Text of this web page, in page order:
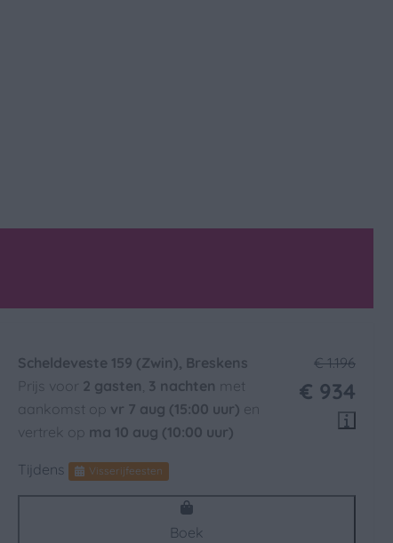
€ 1.196
€ 934
Scheldeveste 159 (Zwin), Breskens
Prijs voor 2 gasten, 3 nachten met
aankomst op vr 7 aug (15:00 uur) en
vertrek op ma 10 aug (10:00 uur)
Tijdens Visserijfeesten
Boek